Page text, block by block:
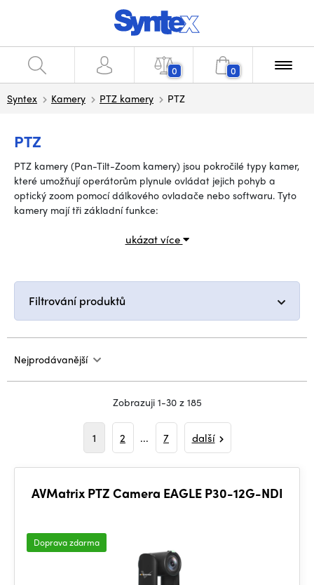
0 0
Syntex Kamery PTZ kamery PTZ
PTZ
PTZ kamery (Pan-Tilt-Zoom kamery) jsou pokročilé typy kamer,
které umožňují operátorům plynule ovládat jejich pohyb a
optický zoom pomocí dálkového ovladače nebo softwaru. Tyto
kamery mají tři základní funkce:
ukázat více
Filtrování produktů
Nejprodávanější
Zobrazuji 1-30 z 185
1 2 ... 7 další
AVMatrix PTZ Camera EAGLE P30-12G-NDI
Doprava zdarma